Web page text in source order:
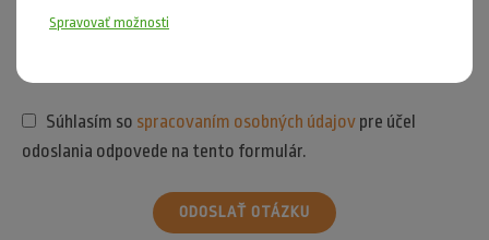
Súhlasím so spracovaním osobných údajov pre účel
odoslania odpovede na tento formulár.
ODOSLAŤ OTÁZKU
Spravovať možnosti